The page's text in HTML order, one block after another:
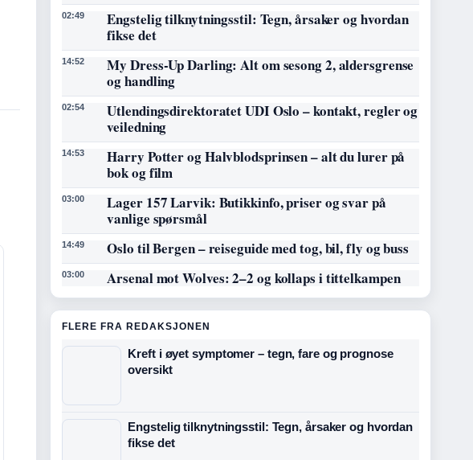
02:49
Engstelig tilknytningsstil: Tegn, årsaker og hvordan
fikse det
14:52
My Dress-Up Darling: Alt om sesong 2, aldersgrense
og handling
02:54
Utlendingsdirektoratet UDI Oslo – kontakt, regler og
veiledning
14:53
Harry Potter og Halvblodsprinsen – alt du lurer på
bok og film
03:00
Lager 157 Larvik: Butikkinfo, priser og svar på
vanlige spørsmål
14:49 Oslo til Bergen – reiseguide med tog, bil, fly og buss
03:00 Arsenal mot Wolves: 2–2 og kollaps i tittelkampen
FLERE FRA REDAKSJONEN
Kreft i øyet symptomer – tegn, fare og prognose
oversikt
Engstelig tilknytningsstil: Tegn, årsaker og hvordan
fikse det